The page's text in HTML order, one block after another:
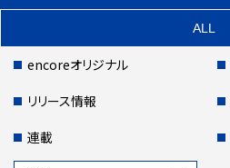
ALL
encoreオリジナル
リリース情報
連載